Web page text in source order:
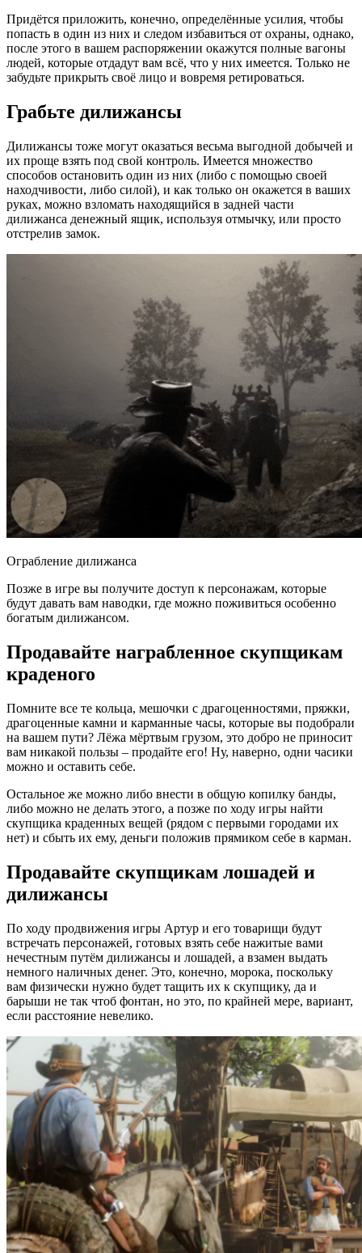
Придётся приложить, конечно, определённые усилия, чтобы
попасть в один из них и следом избавиться от охраны, однако,
после этого в вашем распоряжении окажутся полные вагоны
людей, которые отдадут вам всё, что у них имеется. Только не
забудьте прикрыть своё лицо и вовремя ретироваться.
Грабьте дилижансы
Дилижансы тоже могут оказаться весьма выгодной добычей и
их проще взять под свой контроль. Имеется множество
способов остановить один из них (либо с помощью своей
находчивости, либо силой), и как только он окажется в ваших
руках, можно взломать находящийся в задней части
дилижанса денежный ящик, используя отмычку, или просто
отстрелив замок.
Ограбление дилижанса
Позже в игре вы получите доступ к персонажам, которые
будут давать вам наводки, где можно поживиться особенно
богатым дилижансом.
Продавайте награбленное скупщикам
краденого
Помните все те кольца, мешочки с драгоценностями, пряжки,
драгоценные камни и карманные часы, которые вы подобрали
на вашем пути? Лёжа мёртвым грузом, это добро не приносит
вам никакой пользы – продайте его! Ну, наверно, одни часики
можно и оставить себе.
Остальное же можно либо внести в общую копилку банды,
либо можно не делать этого, а позже по ходу игры найти
скупщика краденных вещей (рядом с первыми городами их
нет) и сбыть их ему, деньги положив прямиком себе в карман.
Продавайте скупщикам лошадей и
дилижансы
По ходу продвижения игры Артур и его товарищи будут
встречать персонажей, готовых взять себе нажитые вами
нечестным путём дилижансы и лошадей, а взамен выдать
немного наличных денег. Это, конечно, морока, поскольку
вам физически нужно будет тащить их к скупщику, да и
барыши не так чтоб фонтан, но это, по крайней мере, вариант,
если расстояние невелико.